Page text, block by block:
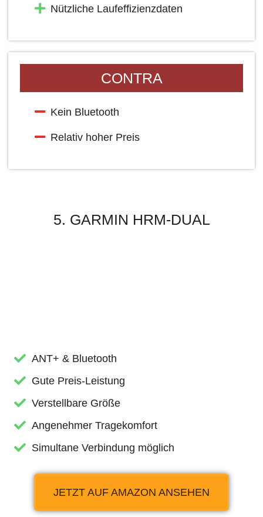
Nützliche Laufeffizienzdaten
CONTRA
Kein Bluetooth
Relativ hoher Preis
5. GARMIN HRM-DUAL
ANT+ & Bluetooth
Gute Preis-Leistung
Verstellbare Größe
Angenehmer Tragekomfort
Simultane Verbindung möglich
JETZT AUF AMAZON ANSEHEN